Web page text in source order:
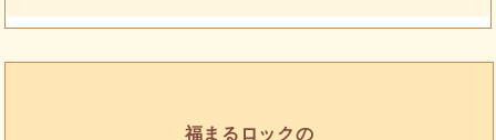
福まるロックの